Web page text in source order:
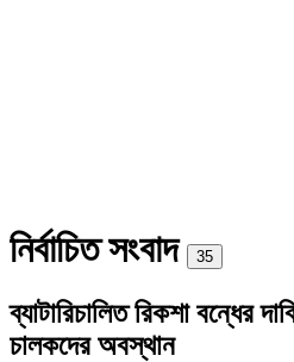
নির্বাচিত সংবাদ 35
ব্যাটারিচালিত রিকশা বন্ধের
চালকদের অবস্থান